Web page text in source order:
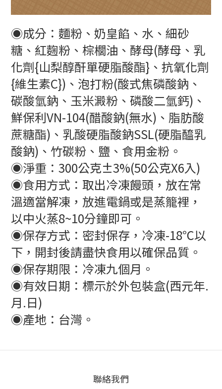
◉成分：麵粉、奶皇餡、水、細砂
糖、紅麴粉、棕櫚油、酵母(酵母、乳
化劑{山梨醇酐單硬脂酸酯}、抗氧化劑
{維生素C})、泡打粉(酸式焦磷酸鈉、
碳酸氫鈉、玉米澱粉、磷酸二氫鈣)、
鮮保利VN-104(醋酸鈉(無水)、脂肪酸
蔗糖酯)、乳酸硬脂酸鈉SSL(硬脂醯乳
酸鈉)、竹碳粉、鹽、食用金粉。
◉淨重：300公克±3%(50公克X6入)
◉食用方式：取出冷凍饅頭，放在常
溫適當解凍，放進電鍋或是蒸籠裡，
以中火蒸8~10分鐘即可。
◉保存方式：密封保存，冷凍-18℃以
下，開封後請盡快食用以確保品質。
◉保存期限：冷凍九個月。
◉有效日期：標示於外包裝盒(西元年.
月.日)
◉產地：台灣。
聯絡我們